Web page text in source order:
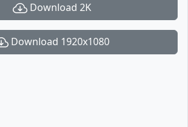
Download 2K
Download 1920x1080